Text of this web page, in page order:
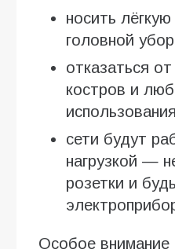
носить
головной
отказаться
костров и
сети будут
нагрузкой —
розетки и
Особое внимание